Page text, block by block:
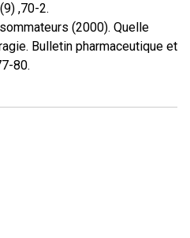
,70-2.
(2000). Quelle
Bulletin pharmaceutique et
80.